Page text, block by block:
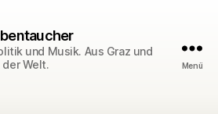
und Musik. Aus Graz und
Welt.
Menü